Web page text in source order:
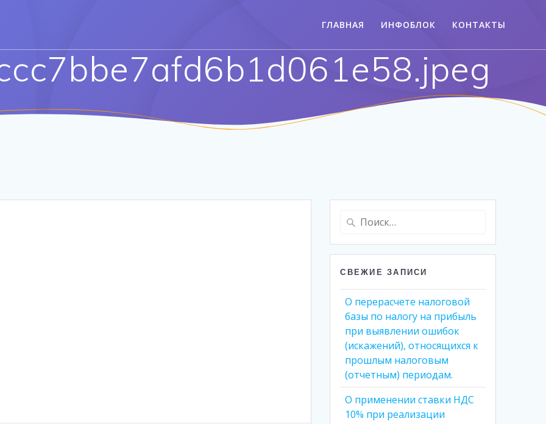
ГЛАВНАЯ ИНФОБЛОК КОНТАКТЫ
Найти:
СВЕЖИЕ ЗАПИСИ
О перерасчете налоговой
базы по налогу на прибыль
при выявлении ошибок
(искажений), относящихся к
прошлым налоговым
(отчетным) периодам.
О применении ставки НДС
10% при реализации